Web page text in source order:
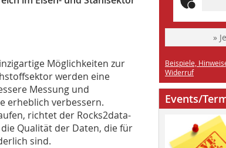
Möglichkeiten zur
werden eine
Messung und
erheblich verbessern.
richtet der Rocks2data-
Qualität der Daten, die für
sind.
»
Beispiele,
Widerruf
Events/